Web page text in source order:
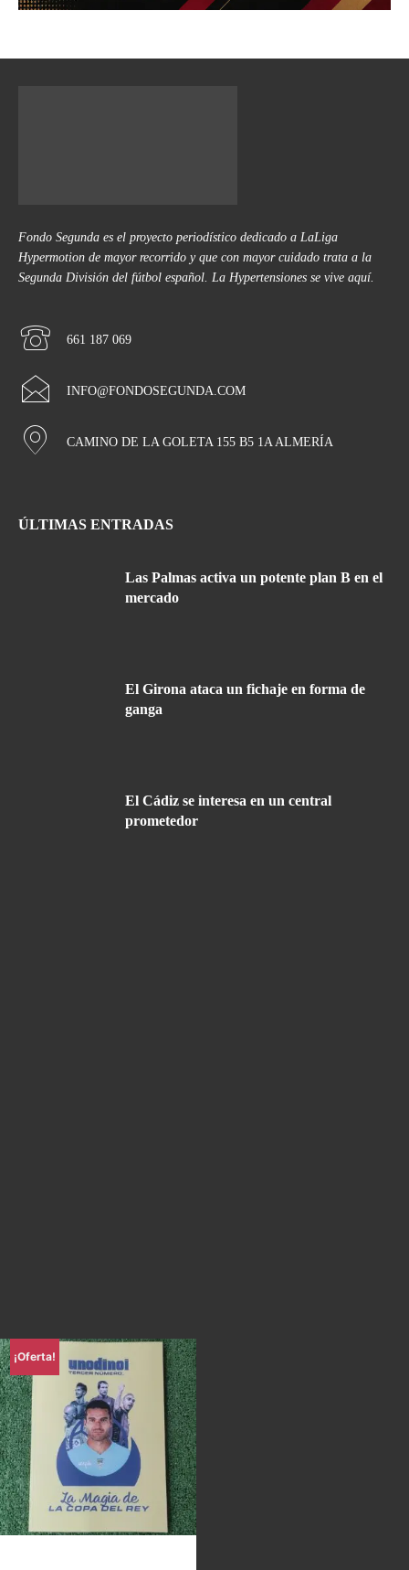
Fondo Segunda es el proyecto periodístico dedicado a LaLiga
Hypermotion de mayor recorrido y que con mayor cuidado trata a la
Segunda División del fútbol español. La Hypertensiones se vive aquí.
661 187 069
INFO@FONDOSEGUNDA.COM
CAMINO DE LA GOLETA 155 B5 1A ALMERÍA
ÚLTIMAS ENTRADAS
Las Palmas activa un potente plan B en el
mercado
El Girona ataca un fichaje en forma de
ganga
El Cádiz se interesa en un central
prometedor
¡Oferta!